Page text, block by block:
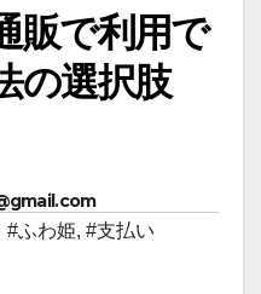
販で利用で
の選択肢
#ふわ姫, #支払い